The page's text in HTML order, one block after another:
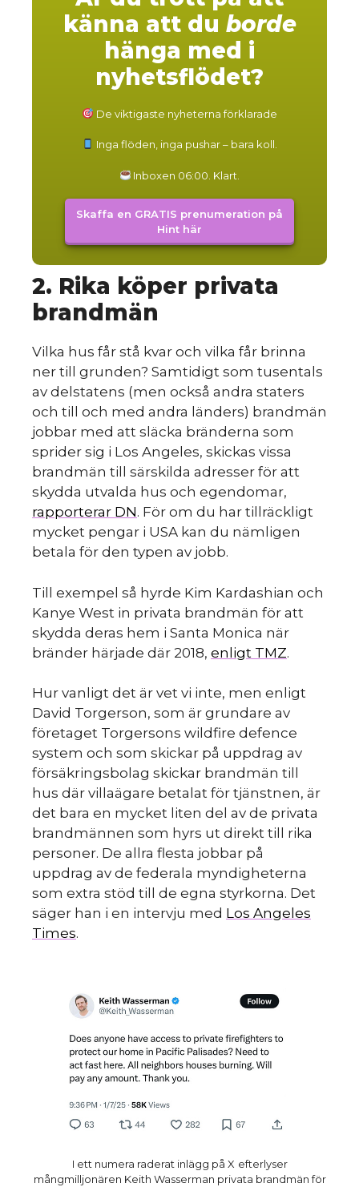
känna att du borde
hänga med i
nyhetsflödet?
De viktigaste nyheterna förklarade
Inga flöden, inga pushar – bara koll.
Inboxen 06:00. Klart.
Skaffa en GRATIS prenumeration på
Hint här
2. Rika köper privata
brandmän
Vilka hus får stå kvar och vilka får brinna
ner till grunden? Samtidigt som tusentals
av delstatens (men också andra staters
och till och med andra länders) brandmän
jobbar med att släcka bränderna som
sprider sig i Los Angeles, skickas vissa
brandmän till särskilda adresser för att
skydda utvalda hus och egendomar,
rapporterar DN. För om du har tillräckligt
mycket pengar i USA kan du nämligen
betala för den typen av jobb.
Till exempel så hyrde Kim Kardashian och
Kanye West in privata brandmän för att
skydda deras hem i Santa Monica när
bränder härjade där 2018, enligt TMZ.
Hur vanligt det är vet vi inte, men enligt
David Torgerson, som är grundare av
företaget Torgersons wildfire defence
system och som skickar på uppdrag av
försäkringsbolag skickar brandmän till
hus där villaägare betalat för tjänstnen, är
det bara en mycket liten del av de privata
brandmännen som hyrs ut direkt till rika
personer. De allra flesta jobbar på
uppdrag av de federala myndigheterna
som extra stöd till de egna styrkorna. Det
säger han i en intervju med Los Angeles
Times.
I ett numera raderat inlägg på X efterlyser
mångmilljonären Keith Wasserman privata brandmän för